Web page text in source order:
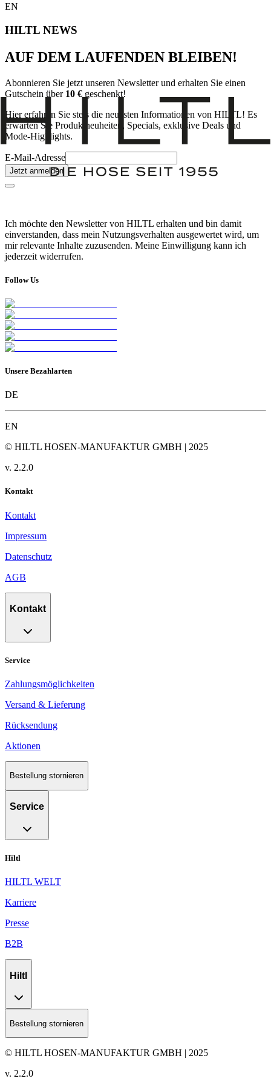
EN
HILTL NEWS
AUF DEM LAUFENDEN BLEIBEN!
Abonnieren Sie jetzt unseren Newsletter und erhalten Sie einen
Gutschein über 10 € geschenkt!
Hier erfahren Sie stets die neuesten Informationen von HILTL! Es
erwarten Sie Produktneuheiten, Specials, exklusive Deals und
Mode-Highlights.
E-Mail-Adresse
Jetzt anmelden
Ich möchte den Newsletter von HILTL erhalten und bin damit
einverstanden, dass mein Nutzungsverhalten ausgewertet wird, um
mir relevante Inhalte zuzusenden. Meine Einwilligung kann ich
jederzeit widerrufen.
Follow Us
Unsere Bezahlarten
DE
EN
© HILTL HOSEN-MANUFAKTUR GMBH | 2025
v. 2.2.0
Kontakt
Kontakt
Impressum
Datenschutz
AGB
Kontakt
Service
Zahlungsmöglichkeiten
Versand & Lieferung
Rücksendung
Aktionen
Bestellung stornieren
Service
Hiltl
HILTL WELT
Karriere
Presse
B2B
Hiltl
Bestellung stornieren
© HILTL HOSEN-MANUFAKTUR GMBH | 2025
v. 2.2.0